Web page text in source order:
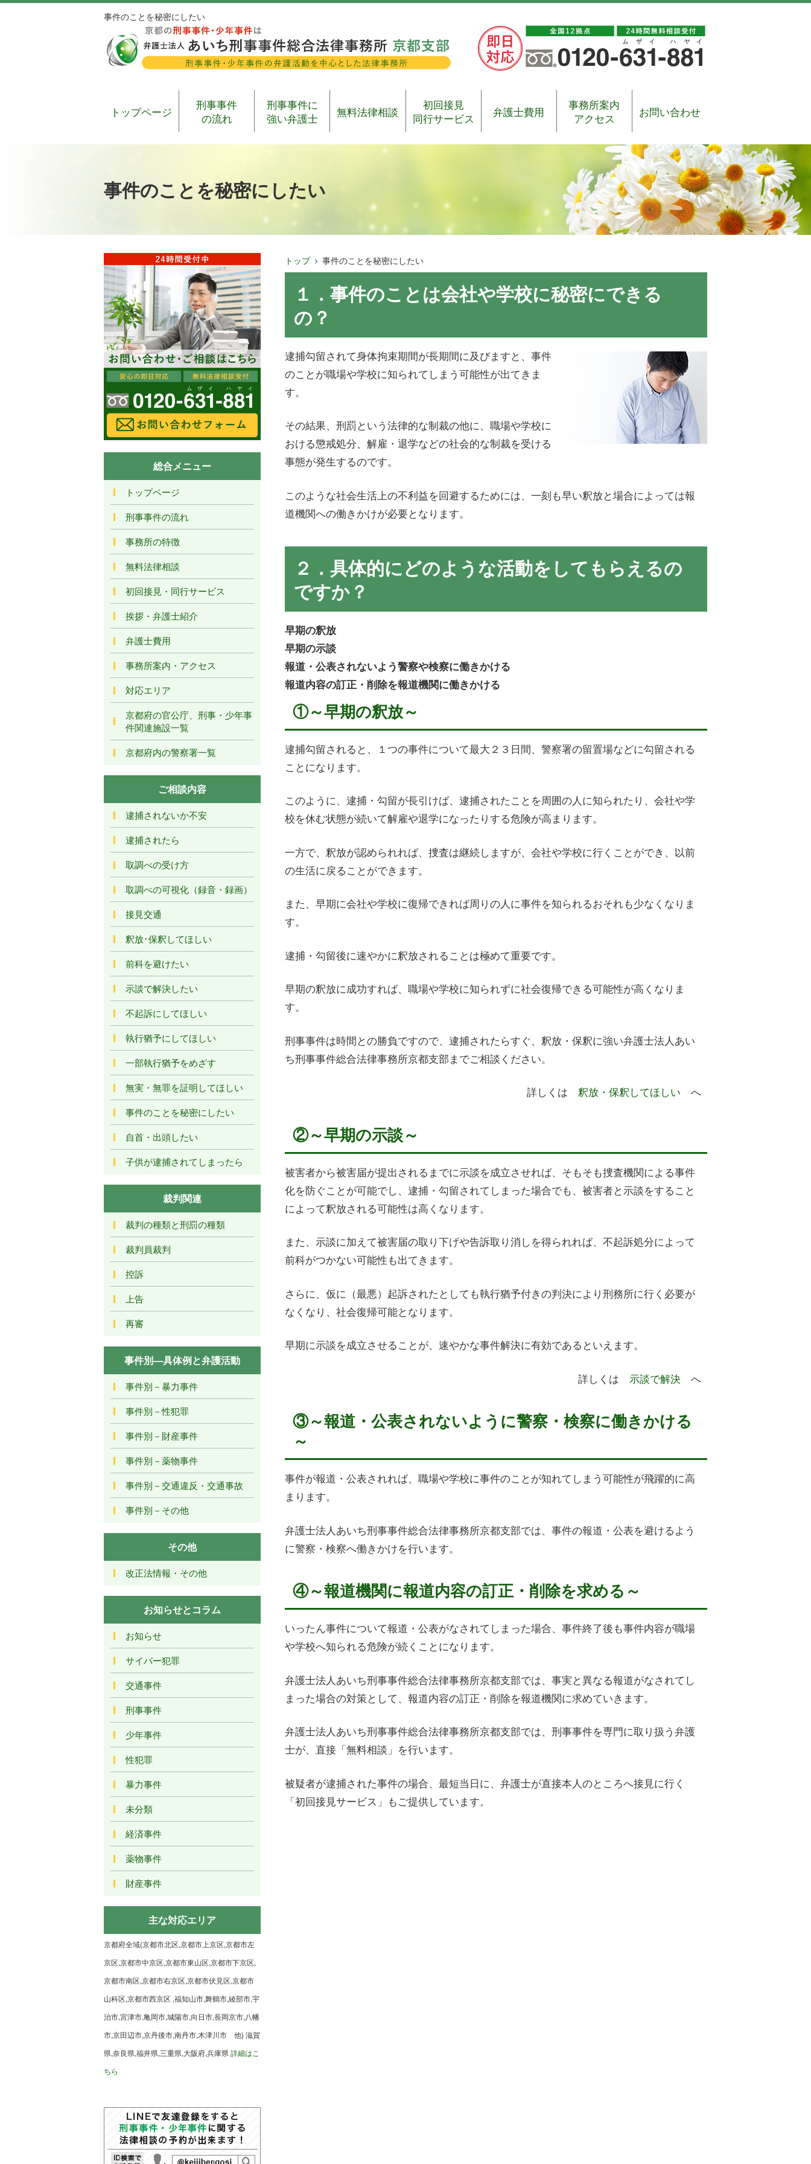
事件のことを秘密にしたい
トップページ
刑事事件
の流れ
刑事事件に
強い弁護士
無料法律相談
初回接見
同行サービス
弁護士費用
事務所案内
アクセス
お問い合わせ
事件のことを秘密にしたい
トップ 事件のことを秘密にしたい
１．事件のことは会社や学校に秘密にできる
の？
逮捕勾留されて身体拘束期間が長期間に及びますと、事件
のことが職場や学校に知られてしまう可能性が出てきま
す。
その結果、刑罰という法律的な制裁の他に、職場や学校に
おける懲戒処分、解雇・退学などの社会的な制裁を受ける
事態が発生するのです。
このような社会生活上の不利益を回避するためには、一刻も早い釈放と場合によっては報
道機関への働きかけが必要となります。
２．具体的にどのような活動をしてもらえるの
ですか？
早期の釈放
早期の示談
報道・公表されないよう警察や検察に働きかける
報道内容の訂正・削除を報道機関に働きかける
①～早期の釈放～
逮捕勾留されると、１つの事件について最大２３日間、警察署の留置場などに勾留される
ことになります。
このように、逮捕・勾留が長引けば、逮捕されたことを周囲の人に知られたり、会社や学
校を休む状態が続いて解雇や退学になったりする危険が高まります。
一方で、釈放が認められれば、捜査は継続しますが、会社や学校に行くことができ、以前
の生活に戻ることができます。
また、早期に会社や学校に復帰できれば周りの人に事件を知られるおそれも少なくなりま
す。
逮捕・勾留後に速やかに釈放されることは極めて重要です。
早期の釈放に成功すれば、職場や学校に知られずに社会復帰できる可能性が高くなりま
す。
刑事事件は時間との勝負ですので、逮捕されたらすぐ、釈放・保釈に強い弁護士法人あい
ち刑事事件総合法律事務所京都支部までご相談ください。
詳しくは 釈放・保釈してほしい へ
②～早期の示談～
被害者から被害届が提出されるまでに示談を成立させれば、そもそも捜査機関による事件
化を防ぐことが可能でし、逮捕・勾留されてしまった場合でも、被害者と示談をすること
によって釈放される可能性は高くなります。
また、示談に加えて被害届の取り下げや告訴取り消しを得られれば、不起訴処分によって
前科がつかない可能性も出てきます。
さらに、仮に（最悪）起訴されたとしても執行猶予付きの判決により刑務所に行く必要が
なくなり、社会復帰可能となります。
早期に示談を成立させることが、速やかな事件解決に有効であるといえます。
詳しくは 示談で解決 へ
③～報道・公表されないように警察・検察に働きかける
～
事件が報道・公表されれば、職場や学校に事件のことが知れてしまう可能性が飛躍的に高
まります。
弁護士法人あいち刑事事件総合法律事務所京都支部では、事件の報道・公表を避けるよう
に警察・検察へ働きかけを行います。
④～報道機関に報道内容の訂正・削除を求める～
いったん事件について報道・公表がなされてしまった場合、事件終了後も事件内容が職場
や学校へ知られる危険が続くことになります。
弁護士法人あいち刑事事件総合法律事務所京都支部では、事実と異なる報道がなされてし
まった場合の対策として、報道内容の訂正・削除を報道機関に求めていきます。
弁護士法人あいち刑事事件総合法律事務所京都支部では、刑事事件を専門に取り扱う弁護
士が、直接「無料相談」を行います。
被疑者が逮捕された事件の場合、最短当日に、弁護士が直接本人のところへ接見に行く
「初回接見サービス」もご提供しています。
総合メニュー
トップページ
刑事事件の流れ
事務所の特徴
無料法律相談
初回接見・同行サービス
挨拶・弁護士紹介
弁護士費用
事務所案内・アクセス
対応エリア
京都府の官公庁、刑事・少年事
件関連施設一覧
京都府内の警察署一覧
ご相談内容
逮捕されないか不安
逮捕されたら
取調べの受け方
取調べの可視化（録音・録画）
接見交通
釈放･保釈してほしい
前科を避けたい
示談で解決したい
不起訴にしてほしい
執行猶予にしてほしい
一部執行猶予をめざす
無実・無罪を証明してほしい
事件のことを秘密にしたい
自首・出頭したい
子供が逮捕されてしまったら
裁判関連
裁判の種類と刑罰の種類
裁判員裁判
控訴
上告
再審
事件別―具体例と弁護活動
事件別－暴力事件
事件別－性犯罪
事件別－財産事件
事件別－薬物事件
事件別－交通違反・交通事故
事件別－その他
その他
改正法情報・その他
お知らせとコラム
お知らせ
サイバー犯罪
交通事件
刑事事件
少年事件
性犯罪
暴力事件
未分類
経済事件
薬物事件
財産事件
主な対応エリア
京都府全域(京都市北区,京都市上京区,京都市左
京区,京都市中京区,京都市東山区,京都市下京区,
京都市南区,京都市右京区,京都市伏見区,京都市
山科区,京都市西京区 ,福知山市,舞鶴市,綾部市,宇
治市,宮津市,亀岡市,城陽市,向日市,長岡京市,八幡
市,京田辺市,京丹後市,南丹市,木津川市 他) 滋賀
県,奈良県,福井県,三重県,大阪府,兵庫県 詳細はこ
ちら